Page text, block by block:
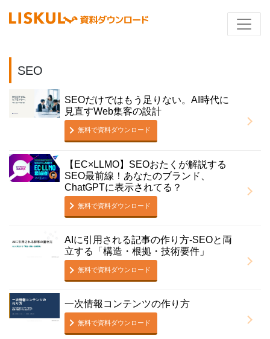
SEO
SEOだけではもう足りない。AI時代に
見直すWeb集客の設計
無料で資料ダウンロード
【EC×LLMO】SEOおたくが解説する
SEO最前線！あなたのブランド、
ChatGPTに表示されてる？
無料で資料ダウンロード
AIに引用される記事の作り方-SEOと両
立する「構造・根拠・技術要件」
無料で資料ダウンロード
一次情報コンテンツの作り方
無料で資料ダウンロード